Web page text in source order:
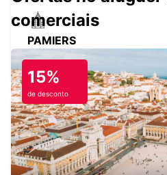
PAMIERS
PAMIERS - FRANCE
SAINT-GAUDENS
SAINT GAUDENS - FRANCE
comerciais
15%
de desconto